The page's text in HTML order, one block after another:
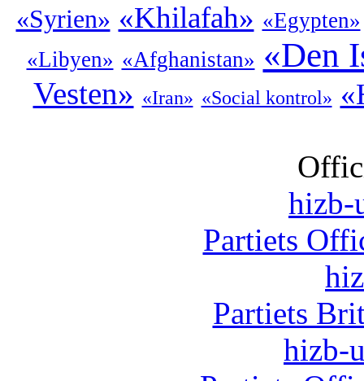
«Syrien» «Khilafah» «Egypten»
«Libyen» «Afghanistan» «Den
Vesten» «Iran» «Social kontrol»
hizb-
Partiets
Partiets
hizb-